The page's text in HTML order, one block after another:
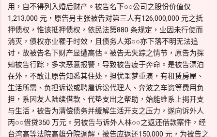
用，自不得列入婚后财产。被告名下○○公司之股份价值仅
1,213,000 元，原告另主张被告对第三人有126,000,000 元之抵
押债权，惟该抵押债权，依民法第880 条规定，业因未行使而
消灭，债权亦业罹于时效，且债务人郑○○亦下落不明无法追
讨，故被告名下财产显遭高估。被告无失踪之情节，原告为探
知被告行踪，多次恶意报警，导致被告疲于奔命。是被告漂泊
在外，不敢让原告知悉其住处，担忧噩梦重演，有租赁房屋、
生活所需、负担诉讼或聘雇诉讼代理人、奔波之车资等费用负
担，系因友人陆续借款、代垫支出之帮助，始能维系上揭开支
与生活，被告为清偿债务并缓解生活开支之压力，遂向诉外人
丙○○借贷350 万元。另被告与诉外人林○○之返还借款案件，经
台湾高等法院高雄分院调解，被告应返还150,000 元，为被告之